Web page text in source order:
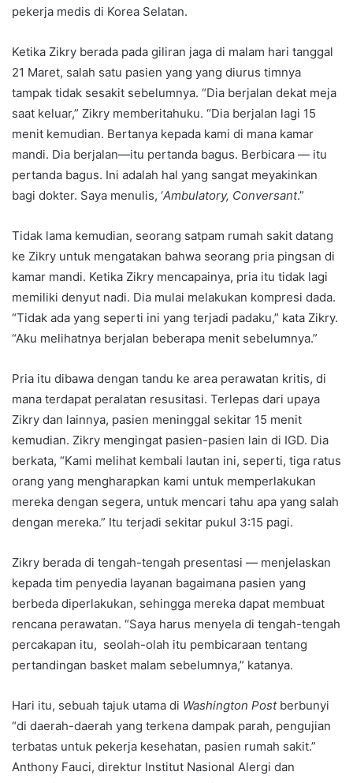
pekerja medis di Korea Selatan.
Ketika Zikry berada pada giliran jaga di malam hari tanggal
21 Maret, salah satu pasien yang yang diurus timnya
tampak tidak sesakit sebelumnya. “Dia berjalan dekat meja
saat keluar,” Zikry memberitahuku. “Dia berjalan lagi 15
menit kemudian. Bertanya kepada kami di mana kamar
mandi. Dia berjalan—itu pertanda bagus. Berbicara — itu
pertanda bagus. Ini adalah hal yang sangat meyakinkan
bagi dokter. Saya menulis, ‘Ambulatory, Conversant.”
Tidak lama kemudian, seorang satpam rumah sakit datang
ke Zikry untuk mengatakan bahwa seorang pria pingsan di
kamar mandi. Ketika Zikry mencapainya, pria itu tidak lagi
memiliki denyut nadi. Dia mulai melakukan kompresi dada.
“Tidak ada yang seperti ini yang terjadi padaku,” kata Zikry.
“Aku melihatnya berjalan beberapa menit sebelumnya.”
Pria itu dibawa dengan tandu ke area perawatan kritis, di
mana terdapat peralatan resusitasi. Terlepas dari upaya
Zikry dan lainnya, pasien meninggal sekitar 15 menit
kemudian. Zikry mengingat pasien-pasien lain di IGD. Dia
berkata, “Kami melihat kembali lautan ini, seperti, tiga ratus
orang yang mengharapkan kami untuk memperlakukan
mereka dengan segera, untuk mencari tahu apa yang salah
dengan mereka.” Itu terjadi sekitar pukul 3:15 pagi.
Zikry berada di tengah-tengah presentasi — menjelaskan
kepada tim penyedia layanan bagaimana pasien yang
berbeda diperlakukan, sehingga mereka dapat membuat
rencana perawatan. “Saya harus menyela di tengah-tengah
percakapan itu, seolah-olah itu pembicaraan tentang
pertandingan basket malam sebelumnya,” katanya.
Hari itu, sebuah tajuk utama di Washington Postberbunyi
“di daerah-daerah yang terkena dampak parah, pengujian
terbatas untuk pekerja kesehatan, pasien rumah sakit.”
Anthony Fauci, direktur Institut Nasional Alergi dan